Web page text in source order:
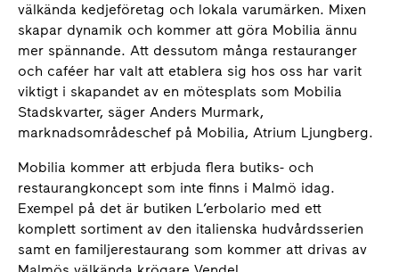
välkända kedjeföretag och lokala varumärken. Mixen
skapar dynamik och kommer att göra Mobilia ännu
mer spännande. Att dessutom många restauranger
och caféer har valt att etablera sig hos oss har varit
viktigt i skapandet av en mötesplats som Mobilia
Stadskvarter, säger Anders Murmark,
marknadsområdeschef på Mobilia, Atrium Ljungberg.
Mobilia kommer att erbjuda flera butiks- och
restaurangkoncept som inte finns i Malmö idag.
Exempel på det är butiken L’erbolario med ett
komplett sortiment av den italienska hudvårdsserien
samt en familjerestaurang som kommer att drivas av